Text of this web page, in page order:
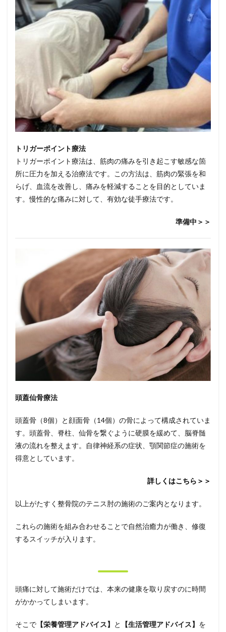
トリガーポイント療法
トリガーポイント療法は、筋肉の痛みを引き起こす敏感な箇
所に圧力を加える治療法です。この方法は、筋肉の緊張を和
らげ、血流を改善し、痛みを軽減することを目的としていま
す。慢性的な痛みに対して、有効な徒手療法です。
準備中＞＞
頭蓋仙骨療法
頭蓋骨（8個）と顔面骨（14個）の骨によって構成されていま
す。頭蓋骨、脊柱、仙骨を繋ぐように硬膜を緩めて、脳脊髄
液の流れを整えます。自律神経系の症状、顎関節症の施術を
得意としています。
詳しくはこちら＞＞
以上がたすく整骨院のテニス肘の施術のご案内となります。
これらの施術を組み合わせることで自然治癒力が働き、修復
するスイッチが入ります。
頭痛に対して施術だけでは、本来の健康を取り戻すのに時間
がかかってしまいます。
そこで 【栄養管理アドバイス】 と 【生活管理アドバイス】 を